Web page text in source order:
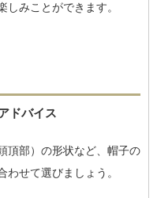
みことができます。
ドバイス
頂部）の形状など、帽子の
せて選びましょう。